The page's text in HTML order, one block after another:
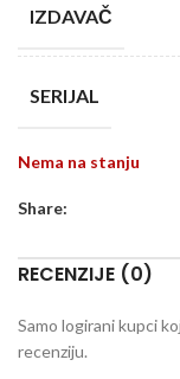
IZDAVAČ
SERIJAL
Nema na stanju
Share:
RECENZIJE (0)
Samo logirani kupci
recenziju.